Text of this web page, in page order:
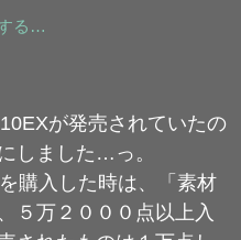
る…
が発売されていたの
しました…っ。
購入した時は、「素材
５万２０００点以上入